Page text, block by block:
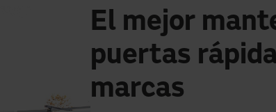
El mejor
puertas
marcas